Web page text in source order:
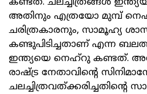
കണ്ടത്. ചലച്ചിത്രങ്ങള്‍
അതിനും എത്രയോ മുമ്പ്
ചരിത്രകാരനും, സാമൂഹ്യ
കണ്ടുപിടിച്ചതാണ് എന്ന
ഇന്ത്യയെ നെഹ്റു കണ്ടത്.
രാഷ്ട്ര നേതാവിന്റെ
ചലച്ചിത്രവത്ക്കരിച്ചതിന്റെ